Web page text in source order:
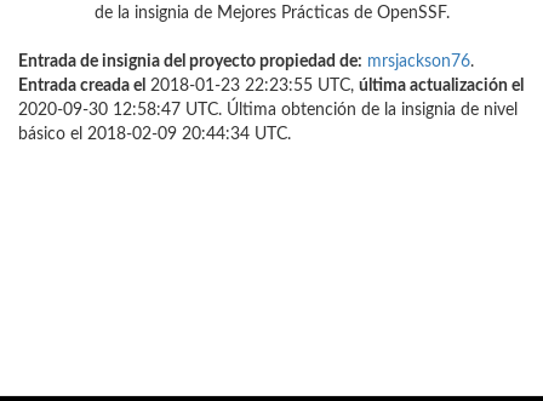
de la insignia de Mejores Prácticas de OpenSSF.
Entrada de insignia del proyecto propiedad de: mrsjackson76.
Entrada creada el 2018-01-23 22:23:55 UTC, última actualización el
2020-09-30 12:58:47 UTC. Última obtención de la insignia de nivel
básico el 2018-02-09 20:44:34 UTC.